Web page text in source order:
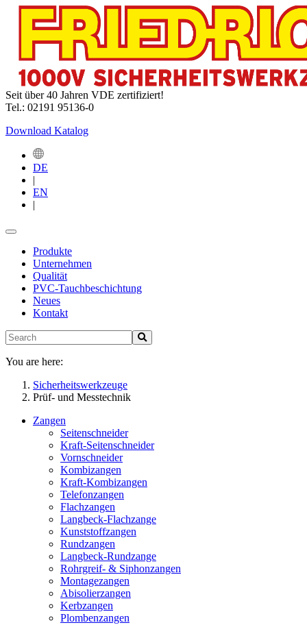
Seit über 40 Jahren VDE zertifiziert!
Tel.: 02191 95136-0
Download Katalog
DE
|
EN
|
Produkte
Unternehmen
Qualität
PVC-Tauchbeschichtung
Neues
Kontakt
You are here:
Sicherheitswerkzeuge
Prüf- und Messtechnik
Zangen
Seitenschneider
Kraft-Seitenschneider
Vornschneider
Kombizangen
Kraft-Kombizangen
Telefonzangen
Flachzangen
Langbeck-Flachzange
Kunststoffzangen
Rundzangen
Langbeck-Rundzange
Rohrgreif- & Siphonzangen
Montagezangen
Abisolierzangen
Kerbzangen
Plombenzangen